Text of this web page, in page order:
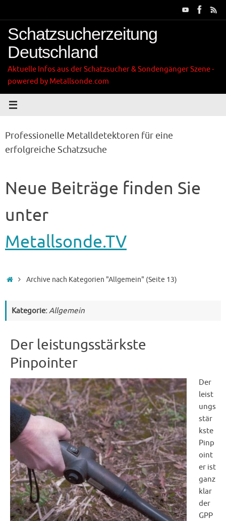
Inhalt
springen
Schatzsucherzeitung
Deutschland
Aktuelle Infos aus der Schatzsucher & Sondengänger Szene -
powered by Metallsonde.com
Professionelle Metalldetektoren für eine
erfolgreiche Schatzsuche
Neue Beiträge finden Sie
unter
Metallsonde.TV
Startseite
Archive nach Kategorien "Allgemein" (Seite 13)
Kategorie:Allgemein
Der leistungsstärkste
Pinpointer
Der
leist
ungs
stär
kste
Pinp
oint
er ist
ganz
klar
der
GPP